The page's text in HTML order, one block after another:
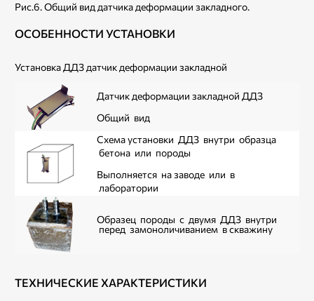
Рис.6. Общий вид датчика деформации закладного.
ОСОБЕННОСТИ УСТАНОВКИ
Установка ДДЗ датчик деформации закладной
Датчик деформации закладной ДДЗ
Общий вид
Схема установки ДДЗ внутри образца
бетона или породы
Выполняется на заводе или в
лаборатории
Образец породы с двумя ДДЗ внутри
перед замоноличиванием в скважину
ТЕХНИЧЕСКИЕ ХАРАКТЕРИСТИКИ